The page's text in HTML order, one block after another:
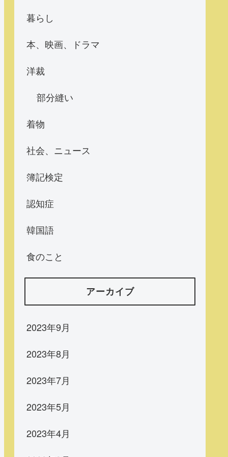
暮らし
本、映画、ドラマ
洋裁
部分縫い
着物
社会、ニュース
簿記検定
認知症
韓国語
食のこと
アーカイブ
2023年9月
2023年8月
2023年7月
2023年5月
2023年4月